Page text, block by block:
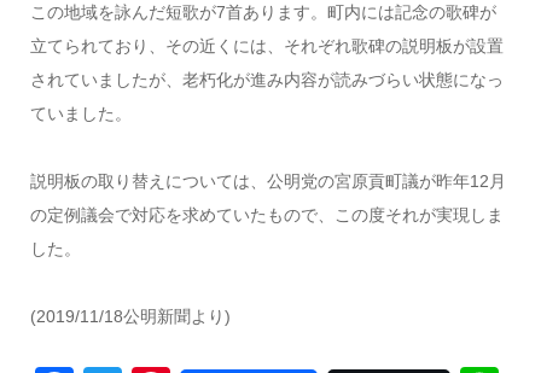
この地域を詠んだ短歌が7首あります。町内には記念の歌碑が
立てられており、その近くには、それぞれ歌碑の説明板が設置
されていましたが、老朽化が進み内容が読みづらい状態になっ
ていました。
説明板の取り替えについては、公明党の宮原貢町議が昨年12月
の定例議会で対応を求めていたもので、この度それが実現しま
した。
(2019/11/18公明新聞より)